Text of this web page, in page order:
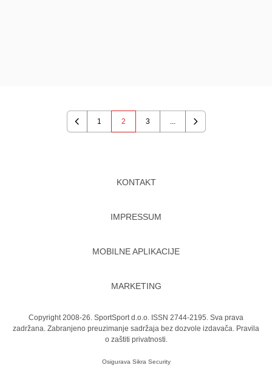
Previous
1 2 3 ...
Next
KONTAKT
IMPRESSUM
MOBILNE APLIKACIJE
MARKETING
Copyright 2008-26. SportSport d.o.o. ISSN 2744-2195. Sva prava
zadržana. Zabranjeno preuzimanje sadržaja bez dozvole izdavača. Pravila
o zaštiti privatnosti.
Osigurava Sikra Security